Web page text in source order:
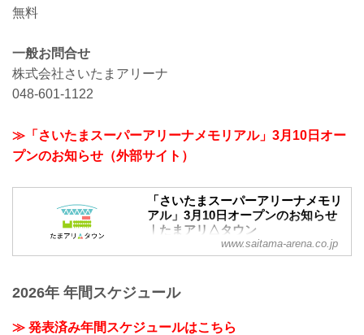
無料
一般お問合せ
株式会社さいたまアリーナ
048-601-1122
≫「さいたまスーパーアリーナメモリアル」3月10日オー
プンのお知らせ（外部サイト）
「さいたまスーパーアリーナメモリ
アル」3月10日オープンのお知らせ
｜たまアリ△タウン
「さいたまスーパーアリーナメモリア
ば」、「TOIRO」がある「たまアリ△タ
www.saitama-arena.co.jp
2026年 年間スケジュール
≫ 発表済み年間スケジュールはこちら